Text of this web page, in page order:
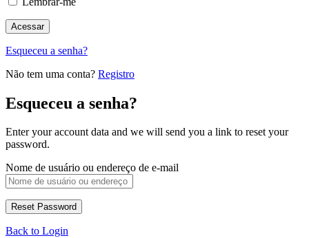
Esqueceu a senha?
Não tem uma conta? Registro
Esqueceu a senha?
Enter your account data and we will send you a link to reset your
password.
Nome de usuário ou endereço de e-mail
Back to Login